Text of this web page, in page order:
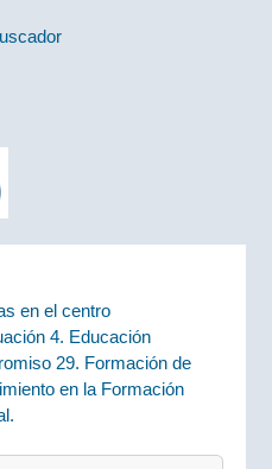
en el centro
4. Educación
29. Formación de
en la Formación